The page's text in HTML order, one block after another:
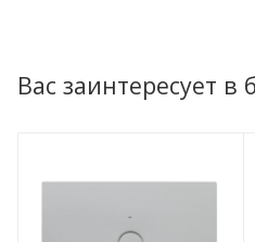
Вас заинтересует в